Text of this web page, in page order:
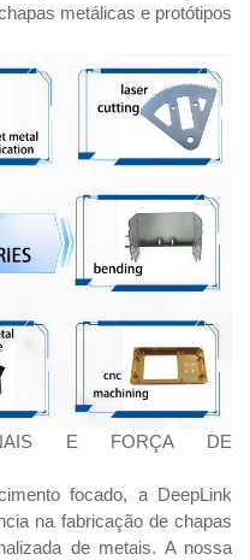
metálicas e protótipos
E FORÇA DE
focado, a DeepLink
na fabricação de chapas
de metais. A nossa